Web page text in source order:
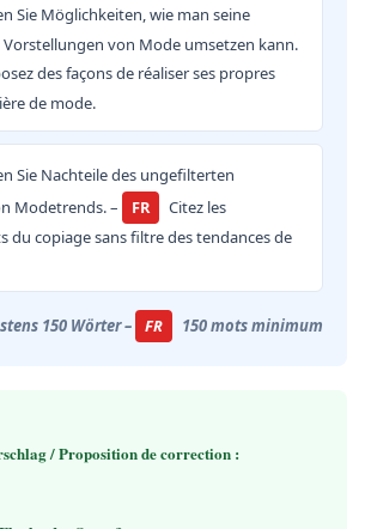
Sie Möglichkeiten, wie man seine
von Mode umsetzen kann.
des façons de réaliser ses propres
de mode.
Sie Nachteile des ungefilterten
Modetrends. –
FR
Citez les
du copiage sans filtre des tendances de
150 Wörter – FR 150 mots minimum
/ Proposition de correction :